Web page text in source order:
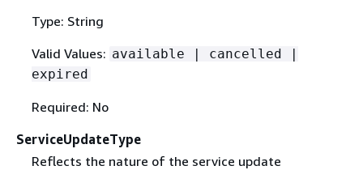
Type: String
Valid Values: available | cancelled |
expired
Required: No
ServiceUpdateType
Reflects the nature of the service update